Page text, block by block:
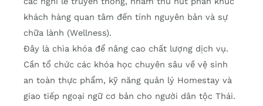
khách hàng quan tâm đến tính nguyên bản và sự
chữa lành (Wellness).
Đây là chìa khóa để nâng cao chất lượng dịch vụ.
Cần tổ chức các khóa học chuyên sâu về vệ sinh
an toàn thực phẩm, kỹ năng quản lý Homestay và
giao tiếp ngoại ngữ cơ bản cho người dân tộc Thái.